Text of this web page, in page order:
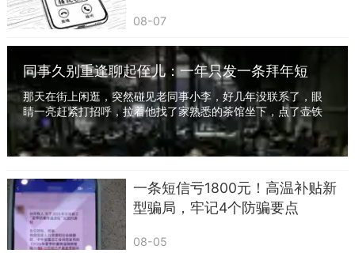
水，都在心底留下了最珍贵的记忆。这些点点滴
滴，汇聚成一条温暖的河流，流淌在我们的生命
里，永不停歇。
在这个世界上，有太多的事情值得我们去追
逐，但真正值得珍惜的，还是那些陪伴我们走过风
雨的朋友。即使不能时时相见，但只要心中有你，
便已足够。那份惦记，像春天的细雨，润物无声，
却滋养着我们的心田。
我喜欢那种“懂我的奇奇怪怪”的感觉。或许，
我们都曾有过那些无法用言语表达的情感，只能用
08-07
同事久别重逢聊起侄儿：一年只发一条拜年短
信，一切向钱看教育得好，亲情淡了，老了只能
靠自己
那天在街上闲逛，突然碰见老同事小李，好几年没联系了，眼
睛一亮赶紧打招呼，拉着他找了家熟悉的茶馆坐下，点了壶铁
观音，边喝边聊起来，先说说各自工作近况，他...
一条短信亏1800元！高温补贴新
型骗局，牢记4个防骗要点
08-05